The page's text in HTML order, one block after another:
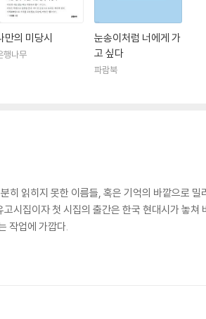
만의 미당시
행나무
눈송이처럼 너에게 가
고 싶다
파람북
읽히지 못한 이름들, 혹은 기억의 바깥으로 밀
시집이자 첫 시집의 출간은 한국 현대시가 놓쳐
작업에 가깝다.